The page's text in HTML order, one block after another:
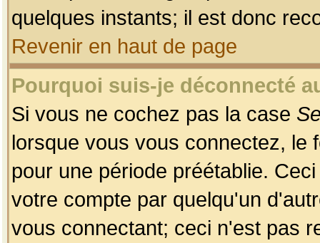
quelques instants; il est donc
Revenir en haut de page
Pourquoi suis-je déconnecté
Si vous ne cochez pas la case
lorsque vous vous connectez, le
pour une période préétablie.
votre compte par quelqu'un
vous connectant; ceci n'est pas